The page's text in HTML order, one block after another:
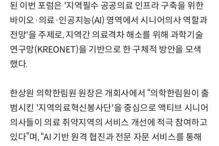
된 이번 포럼은 '지역필수 공공의료 인프라 구축을 위한
바이오·의료·인공지능(AI) 영역에서 시니어의사 역할과
전망'을 주제로, 지역간 의료격차 해소를 위해 과학기술
연구망(KREONET)을 기반으로 한 구체적 방안을 모색
했다.
한상원 의학한림원 원장은 개회사에서 “의학한림원이 출
범시킨 '지역의료혁신봉사단'을 중심으로 액티브 시니어
의사들이 의료 취약지역의 서비스 개선에 적극 참여하고
있다”며, “AI 기반 원격 협진과 전문 자문 서비스를 통해